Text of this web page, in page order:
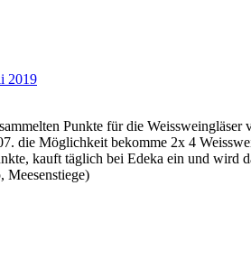
2019
Punkte für die
die Möglichkeit bekomme 2x 4
kauft täglich bei Edeka ein und wird
Meesenstiege)